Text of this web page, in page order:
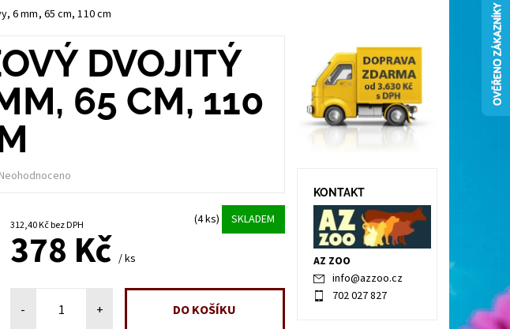
6 mm, 65 cm, 110 cm
DVOJITÝ
65 CM, 110
Neohodnoceno
312,40 Kč bez DPH (4 ks) SKLADEM
378 Kč/ ks
- +
KONTAKT
AZ ZOO
info@azzoo.cz
702 027 827